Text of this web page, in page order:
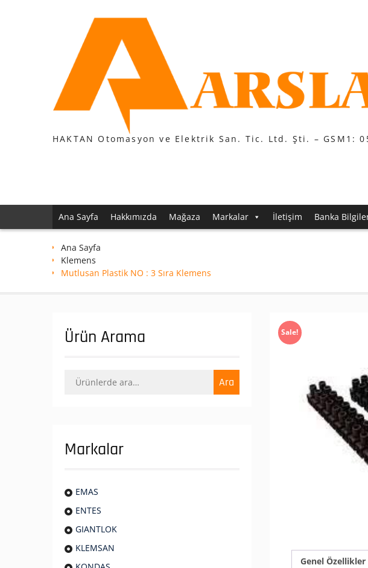
HAKTAN Otomasyon ve Elektrik San. Tic. Ltd. Şti. – GSM1:
Ana Sayfa Hakkımızda Mağaza Markalar İletişim Banka
Ana Sayfa
Klemens
Mutlusan Plastik NO : 3 Sıra Klemens
Sale!
Genel Özellikler
Ürün Arama
Ara: Ara
Markalar
EMAS
ENTES
GIANTLOK
KLEMSAN